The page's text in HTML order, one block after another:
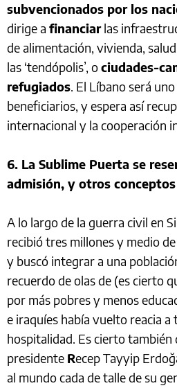
subvencionados por los
dirige a financiarlas
de alimentación, vivienda,
las ‘tendópolis’, ociudades-
refugiados. El Líbano será
beneficiarios, y espera así
internacional y la cooperación
6. La Sublime Puerta se
admisión, y otros
A lo largo de la guerra civil en
recibió tres millones y medio
y buscó integrar a una
recuerdo de olas de (es cierto
por más pobres y menos
e iraquíes había vuelto reacia a
hospitalidad. Es cierto también
presidente Recep Tayyip
al mundo cada de talle de su